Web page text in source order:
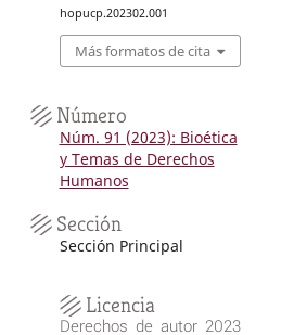
hopucp.202302.001
Más formatos de cita
Número
Núm. 91 (2023): Bioética
y Temas de Derechos
Humanos
Sección
Sección Principal
Licencia
Derechos de autor 2023